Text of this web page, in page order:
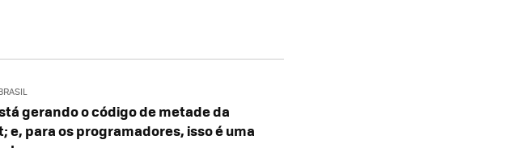
gerando o código de metade da
e, para os programadores, isso é uma